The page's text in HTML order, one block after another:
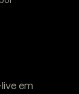
em